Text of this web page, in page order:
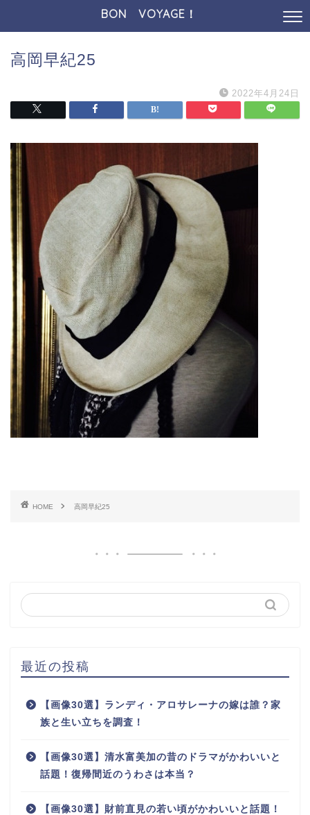
BON VOYAGE！
高岡早紀25
2022年4月24日
HOME 高岡早紀25
最近の投稿
【画像30選】ランディ・アロサレーナの嫁は誰？家
族と生い立ちを調査！
【画像30選】清水富美加の昔のドラマがかわいいと
話題！復帰間近のうわさは本当？
【画像30選】財前直見の若い頃がかわいいと話題！